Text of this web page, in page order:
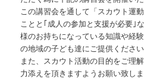
この講習会を通して「スカウト運
ことと｢成人の参加と支援が必要｣
様のお持ちになっている知識や経
の地域の子ども達にご提供くださ
また、スカウト活動の目的をご理
力添えを頂きますようお願い致しま